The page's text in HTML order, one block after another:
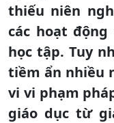
thiếu niên
các hoạt
học tập. Tuy
tiềm ẩn nhiều
vi vi phạm
giáo dục từ